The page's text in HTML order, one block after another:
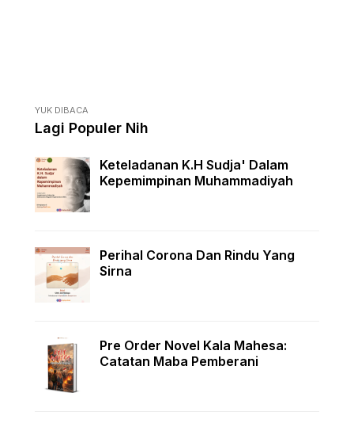
YUK DIBACA
Lagi Populer Nih
Keteladanan K.H Sudja' Dalam
Kepemimpinan Muhammadiyah
Perihal Corona Dan Rindu Yang
Sirna
Pre Order Novel Kala Mahesa:
Catatan Maba Pemberani